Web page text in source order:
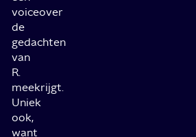
voiceover
de
gedachten
van
R.
meekrijgt.
Uniek
ook,
want